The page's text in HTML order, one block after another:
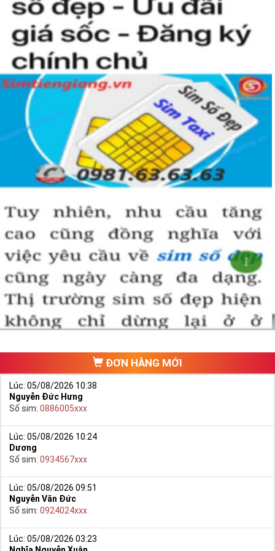
nào rồi?
Hướng dẫn mua Sim Tứ Quý 2 tại
Simtiengiang.vn.
Sim Tiền Giang là đơn vị cung cấp
Tứ Quý, sim giá rẻ uy
tín chất lượng.
Chọn mua sim số đẹp thường mất nhiều thời gian ở khoản lựa số,
một số phải vừa đẹp, vừa tốt về phong thủy thì mới là sim hoàn
hảo. Vậy phải làm sao?
- Cách nhanh nhất để chọn mua được Sim Tứ Quý 2 là bạn vào
trang chủ của Sim Tiền Giang, chọn mục “
Sim giảm giá
“ ở ngay đầu
trang chủ. Đây là danh sách sim được đại lý giảm giá vì một số lý
Ngoài ra quý khách chưa ưng ý về Sim Tứ Quý 2 có cũng thể tham
khảo thêm Sim Vinaphone,Sim Gmobile, Sim Tứ Quý Giữa
ĐƠN HÀNG MỚI
Lúc: 05/08/2026 10:38
Nguyễn Đức Hưng
Số sim: 0886005xxx
Lúc: 05/08/2026 10:24
Dương
Số sim: 0934567xxx
Lúc: 05/08/2026 09:51
Nguyễn Văn Đức
Số sim: 0924024xxx
Lúc: 05/08/2026 03:23